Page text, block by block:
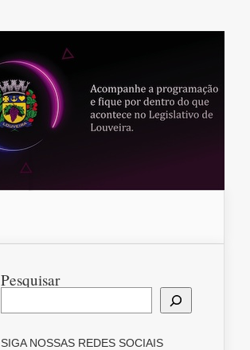
Pesquisar
SIGA NOSSAS REDES SOCIAIS